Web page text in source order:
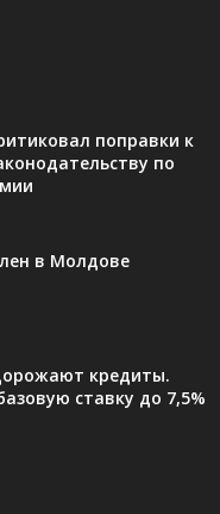
поправки к
по
в Молдове
кредиты.
ставку до 7,5%